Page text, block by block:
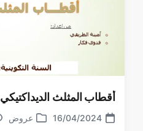
أقطاب المثلث الديداكتيكي
تاريخ16/04/2024 نشرعروض